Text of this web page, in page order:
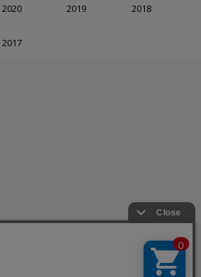
2020 2019 2018
2017